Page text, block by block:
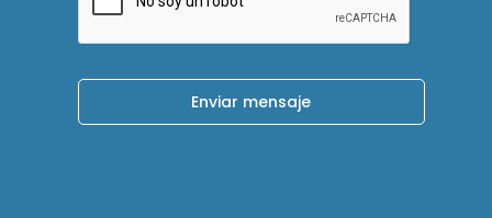
Enviar mensaje